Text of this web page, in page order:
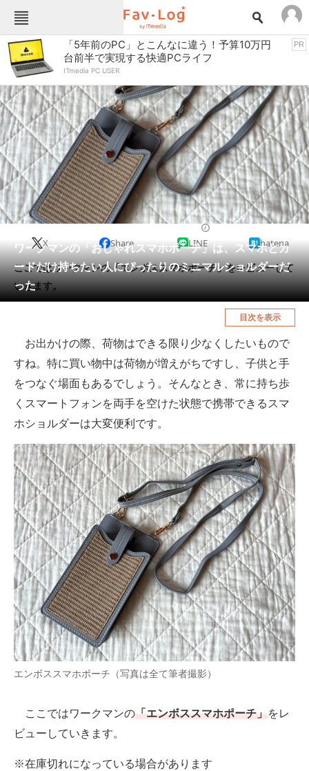
Fav-Logカテゴリー一覧
TOP アウトドア用品
インテリア・収納 おもちゃ・ホビー
カメラ キッチン家電
キッチン用品 ゲーム
コンテンツ・サービス スイーツ・お菓子
スポーツ・レジャー スマホ・携帯電話
パソコン・タブレット ファッション
ペット 家電
工具・DIY 本・DVD・CD
生活家電 生活用品
釣り具・釣り用品 食品・飲料・お酒
食器・グラス・カトラリー
メディア
注目記事を集めた総合ページ
ITの今と未来を見通す
スマホと通信の最新トレンド
進化するPCとデバイスの未来
好きが集まる 比べて選べる
ビジネスと働き方のヒント
AI活用のいまが分かる
企業ITのトレンドを詳説
経営リーダーのコミュニティ
マーケ×ITの今がよく分かる
ITエンジニア向け専門サイト
「5年前のPC」とこんなに違う！予算10万円
台前半で実現する快適PCライフ
ITmedia PC USER
PR
ワークマンの「おしゃれスマホポーチ」は、スマホとカ
ードだけ持ちたい人にぴったりのミニマルショルダーだ
った
X Share LINE hatena
ここではワークマンの「エンボススマホポーチ」をレビューして
いきます。
目次を表示
お出かけの際、荷物はできる限り少なくしたいもので
すね。特に買い物中は荷物が増えがちですし、子供と手
をつなぐ場面もあるでしょう。そんなとき、常に持ち歩
くスマートフォンを両手を空けた状態で携帯できるスマ
ホショルダーは大変便利です。
エンボススマホポーチ（写真は全て筆者撮影）
ここではワークマンの「エンボススマホポーチ」をレ
ビューしていきます。
※在庫切れになっている場合があります